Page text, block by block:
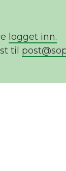
logget inn.
til